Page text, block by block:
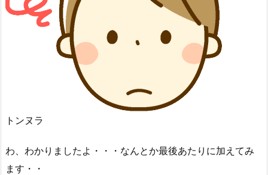
トンヌラ
わ、わかりましたよ・・・なんとか最後あたりに加えてみ
ます・・